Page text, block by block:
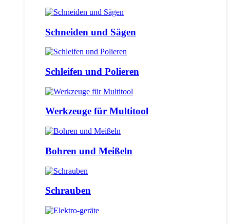
Schneiden und Sägen
Schleifen und Polieren
Werkzeuge für Multitool
Bohren und Meißeln
Schrauben